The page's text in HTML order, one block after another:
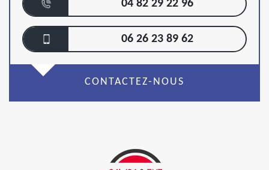
04 82 29 22 96
06 26 23 89 62
CONTACTEZ-NOUS